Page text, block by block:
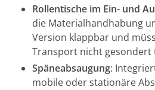
Rollentische im Ein- und
die Materialhandhabung
Version klappbar und
Transport nicht
Späneabsaugung:
mobile oder stationäre